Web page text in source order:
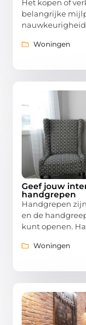
Het kopen of
belangrijke
Woningen
Geef jouw
handgrepen
Handgrepen
en de
kunt openen.
Woningen